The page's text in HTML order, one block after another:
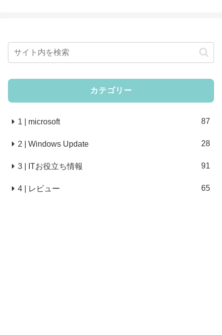
カテゴリー
1 | microsoft 87
2 | Windows Update 28
3 | ITお役立ち情報 91
4 | レビュー 65